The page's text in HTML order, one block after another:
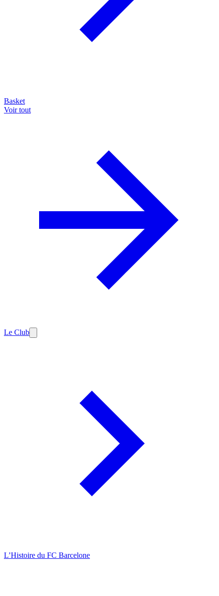
Basket
Voir tout
Le Club
L’Histoire du FC Barcelone